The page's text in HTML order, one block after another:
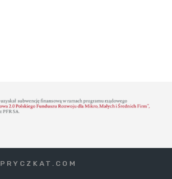
PRYCZKAT.COM